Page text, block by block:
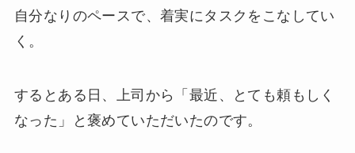
自分なりのペースで、着実にタスクをこなしてい
く。
するとある日、上司から「最近、とても頼もしく
なった」と褒めていただいたのです。